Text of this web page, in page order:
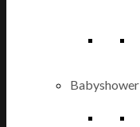
Babyshower